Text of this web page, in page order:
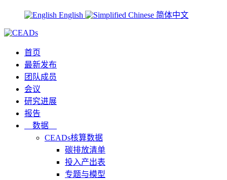
English 简体中文
首页
最新发布
团队成员
会议
研究进展
报告
数据
CEADs核算数据
碳排放清单
投入产出表
专题与模型